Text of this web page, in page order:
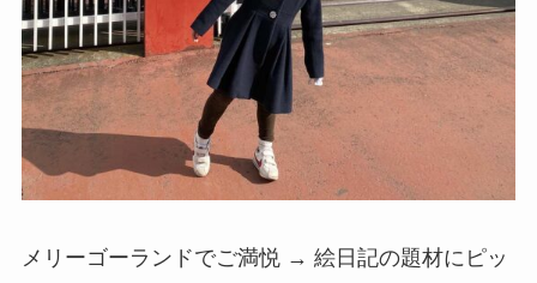
メリーゴーランドでご満悦 → 絵日記の題材にピッ